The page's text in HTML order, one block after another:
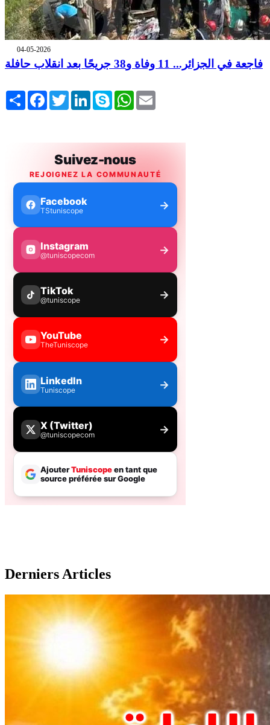
04-05-2026
فاجعة في الجزائر... 11 وفاة و38 جريحًا بعد انقلاب حافلة
Share FacebookTwitterLinkedInSkype WhatsApp
Derniers Articles